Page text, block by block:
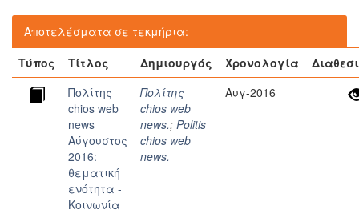
Αποτελέσματα σε τεκμήρια:
Τύπος
Τίτλος Δημιουργός Χρονολογία
Πολίτης
chios web
news
Αύγουστος
2016:
θεματική
ενότητα -
Κοινωνία
Πολίτης
chios web
news.; Politis
chios web
news.
Αυγ-2016